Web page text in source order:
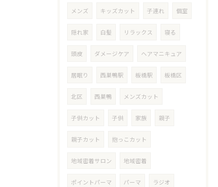
メンズ キッズカット 子連れ 個室
隠れ家 白髪 リラックス 寝る
頭皮 ダメージケア ヘアマニキュア
居眠り 西巣鴨駅 板橋駅 板橋区
北区 西巣鴨 メンズカット
子供カット 子供 家族 親子
親子カット 抱っこカット
地域密着サロン 地域密着
ポイントパーマ パーマ ラジオ